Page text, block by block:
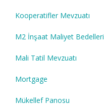
Kooperatifler Mevzuatı
M2 İnşaat Maliyet Bedelleri
Mali Tatil Mevzuatı
Mortgage
Mükellef Panosu